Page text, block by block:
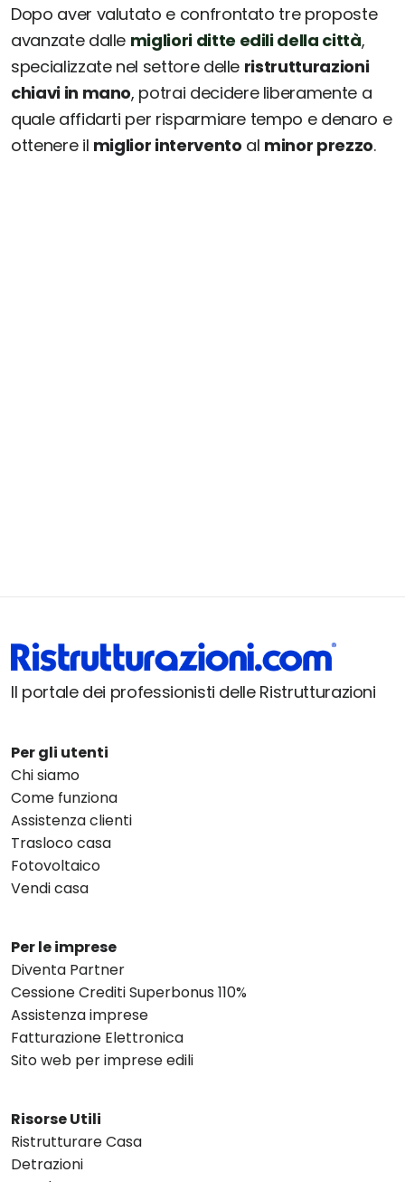
Dopo aver valutato e confrontato tre proposte
avanzate dalle migliori ditte edili della città,
specializzate nel settore delle ristrutturazioni
chiavi in mano, potrai decidere liberamente a
quale affidarti per risparmiare tempo e denaro e
ottenere il miglior intervento al minor prezzo.
Il portale dei professionisti delle Ristrutturazioni
Per gli utenti
Chi siamo
Come funziona
Assistenza clienti
Trasloco casa
Fotovoltaico
Vendi casa
Per le imprese
Diventa Partner
Cessione Crediti Superbonus 110%
Assistenza imprese
Fatturazione Elettronica
Sito web per imprese edili
Risorse Utili
Ristrutturare Casa
Detrazioni